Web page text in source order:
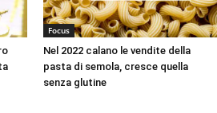
Focus
Nel 2022 calano le vendite della
pasta di semola, cresce quella
senza glutine